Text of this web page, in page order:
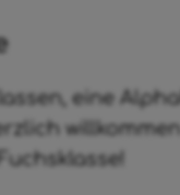
eine